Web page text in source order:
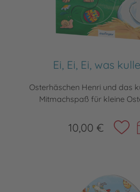
Ei, Ei, Ei, was
Osterhäschen Henri und das
Mitmachspaß für kleine
10,00 €